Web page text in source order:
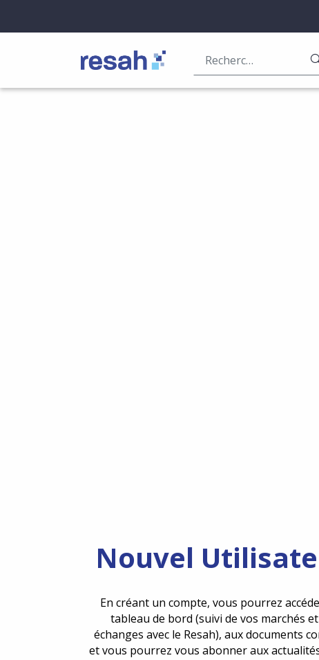
Logo Resah
Nouvel
En créant un compte, vous pourrez
tableau de bord (suivi de vos marchés
échanges avec le Resah), aux documents
et vous pourrez vous abonner aux